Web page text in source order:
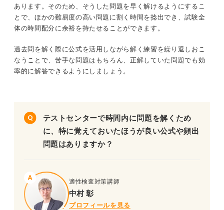
あります。そのため、そうした問題を早く解けるようにするこ
とで、ほかの難易度の高い問題に割く時間を捻出でき、試験全
体の時間配分に余裕を持たせることができます。
過去問を解く際に公式を活用しながら解く練習を繰り返しおこ
なうことで、苦手な問題はもちろん、正解していた問題でも効
率的に解答できるようにしましょう。
テストセンターで時間内に問題を解くため
に、特に覚えておいたほうが良い公式や頻出
問題はありますか？
適性検査対策講師
中村 彰
プロフィールを見る